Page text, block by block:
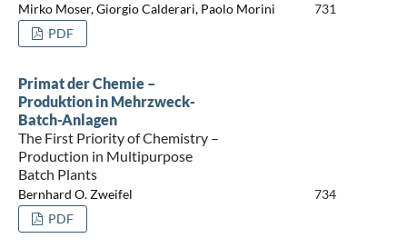
Mirko Moser, Giorgio Calderari, Paolo Morini
731
PDF
Primat der Chemie –
Produktion in Mehrzweck-
Batch-Anlagen
The First Priority of Chemistry –
Production in Multipurpose
Batch Plants
Bernhard O. Zweifel
734
PDF